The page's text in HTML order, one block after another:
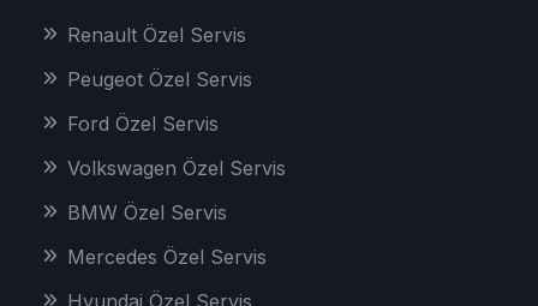
Renault Özel Servis
Peugeot Özel Servis
Ford Özel Servis
Volkswagen Özel Servis
BMW Özel Servis
Mercedes Özel Servis
Hyundai Özel Servis